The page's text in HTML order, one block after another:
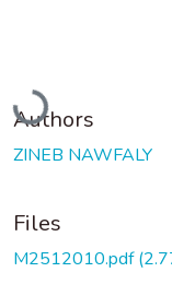
Loading...
Authors
ZINEB NAWFALY
Files
M2512010.pdf